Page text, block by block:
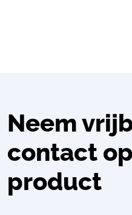
Neem
contact
product